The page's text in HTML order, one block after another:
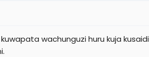
wachunguzi huru kuja